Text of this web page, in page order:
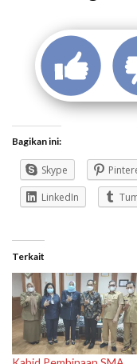
Bagikan ini:
Skype
LinkedIn
Terkait